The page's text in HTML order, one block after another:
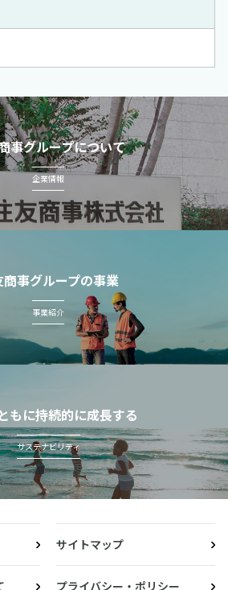
事グループについて
企業情報
商事グループの事業
事業紹介
もに持続的に成長する
サステナビリティ
サイトマップ
プライバシー・ポリシー